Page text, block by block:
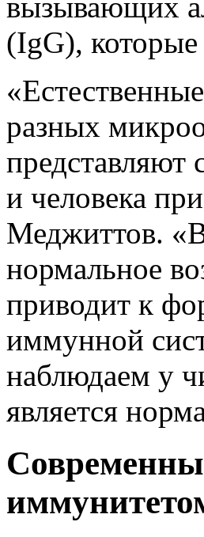
(IgG),
разных
и человека
Меджиттов.
нормальное
приводит к
иммунной
наблюдаем у
является